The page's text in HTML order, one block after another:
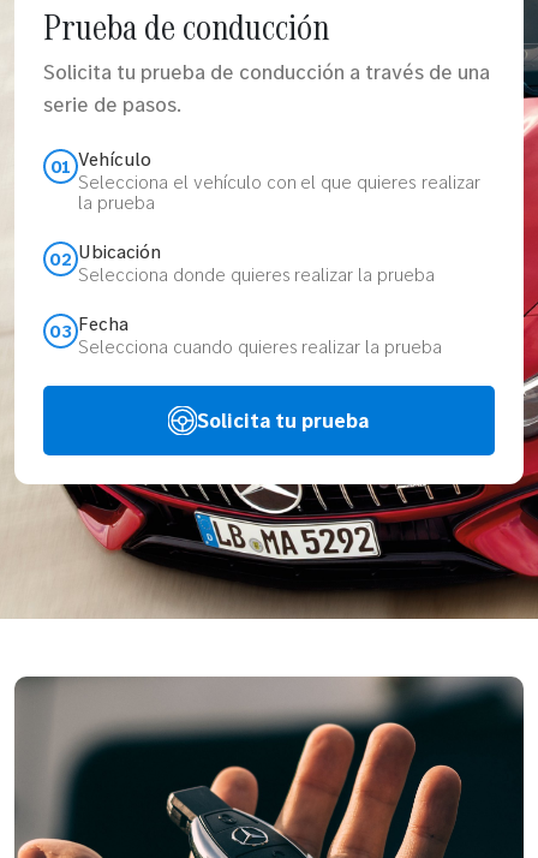
Prueba de conducción
Solicita tu prueba de conducción a través de una
serie de pasos.
01 Vehículo
Selecciona el vehículo con el que quieres realizar
la prueba
02 Ubicación
Selecciona donde quieres realizar la prueba
03 Fecha
Selecciona cuando quieres realizar la prueba
Solicita tu prueba